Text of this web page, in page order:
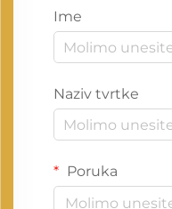
Ime
Naziv tvrtke
Poruka